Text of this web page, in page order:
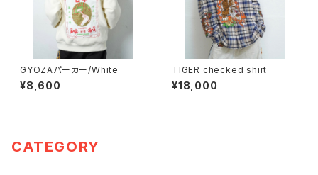
GYOZAパーカー/White
¥8,600
TIGER checked shirt
¥18,000
CATEGORY